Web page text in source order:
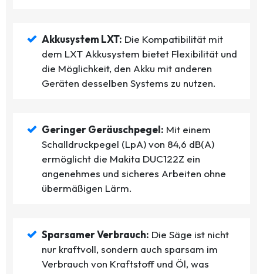
Akkusystem LXT: Die Kompatibilität mit
dem LXT Akkusystem bietet Flexibilität und
die Möglichkeit, den Akku mit anderen
Geräten desselben Systems zu nutzen.
Geringer Geräuschpegel: Mit einem
Schalldruckpegel (LpA) von 84,6 dB(A)
ermöglicht die Makita DUC122Z ein
angenehmes und sicheres Arbeiten ohne
übermäßigen Lärm.
Sparsamer Verbrauch: Die Säge ist nicht
nur kraftvoll, sondern auch sparsam im
Verbrauch von Kraftstoff und Öl, was